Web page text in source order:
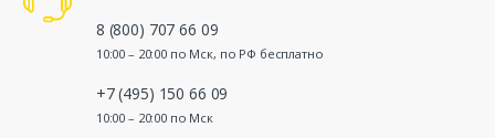
8 (800) 707 66 09
10:00 – 20:00 по Мск, по РФ бесплатно
+7 (495) 150 66 09
10:00 – 20:00 по Мск